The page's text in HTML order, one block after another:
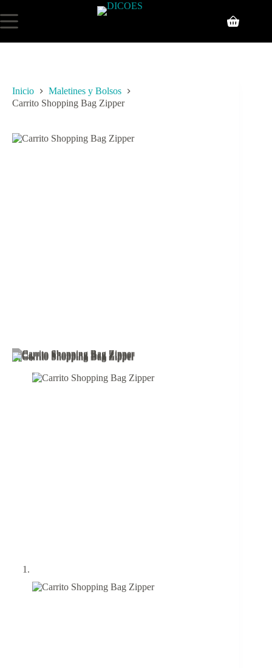
Inicio
Maletines y Bolsos
Carrito Shopping Bag Zipper